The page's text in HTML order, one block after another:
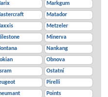
Markgum
Matador
Metzeler
Minerva
Nankang
Obnova
Ostatní
Pirelli
Points